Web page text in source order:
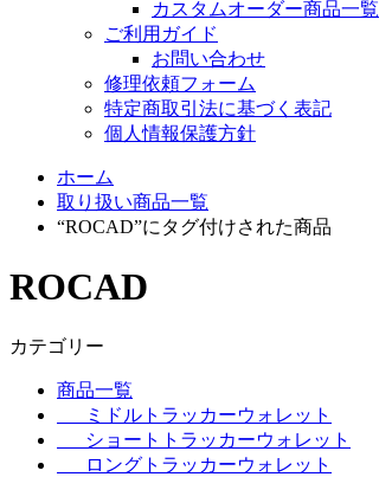
カスタムオーダー商品一覧
ご利用ガイド
お問い合わせ
修理依頼フォーム
特定商取引法に基づく表記
個人情報保護方針
ホーム
取り扱い商品一覧
“ROCAD”にタグ付けされた商品
ROCAD
カテゴリー
商品一覧
ミドルトラッカーウォレット
ショートトラッカーウォレット
ロングトラッカーウォレット